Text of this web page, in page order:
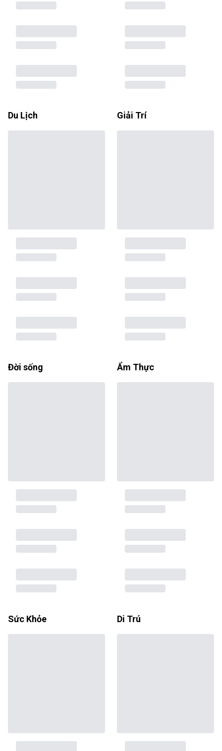
Du Lịch Giải Trí
Đời sống Ẩm Thực
Sức Khỏe Di Trú